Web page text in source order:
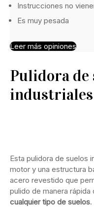
Instrucciones no
Es muy pesada
Leer más opiniones
Pulidora de
Esta pulidora de suelos
motor y una estructura
acero revestido que
pulido de manera
cualquier tipo de suelos.